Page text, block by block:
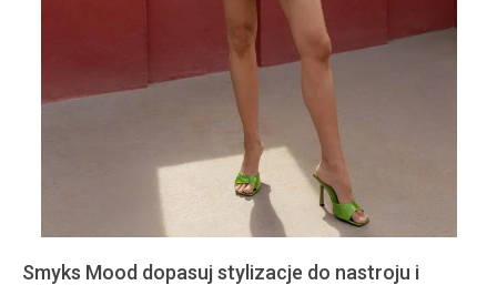
Smyks Mood dopasuj stylizacje do nastroju i